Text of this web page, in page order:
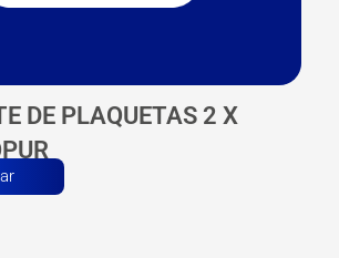
DE PLAQUETAS 2 X